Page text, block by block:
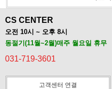
CS CENTER
오전 10시 ~ 오후 8시
동절기(11월~2월)매주 월요일 휴무
031-719-3601
고객센터 연결